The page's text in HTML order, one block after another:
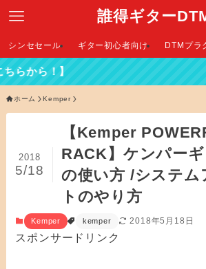
誰得ギター
シンセセール ギター初心者向け DTMプラ
ホーム Kemper
【Kemper
RACK】ケンパー
の使い方 /システム
トのやり方
2018
5/18
Kemper kemper 2018年5月18日
スポンサードリンク